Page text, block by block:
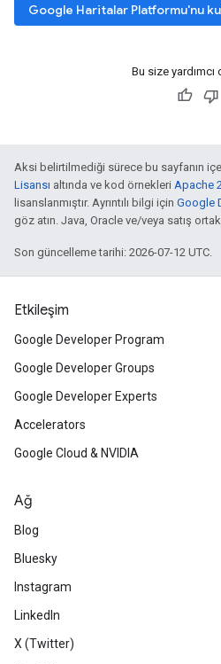
Google Haritalar Platformu'nu
Bu size yardımcı
Aksi belirtilmediği sürece bu sayfanın
Lisansı altında ve kod örnekleri Apache
lisanslanmıştır. Ayrıntılı bilgi için Google
göz atın. Java, Oracle ve/veya satış
Son güncelleme tarihi: 2026-07-12 UTC.
Etkileşim
Google Developer Program
Google Developer Groups
Google Developer Experts
Accelerators
Google Cloud & NVIDIA
Ağ
Blog
Bluesky
Instagram
LinkedIn
X (Twitter)